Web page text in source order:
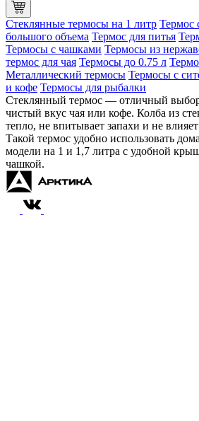
Стеклянные термосы на 1 литр Термос
большого объема Термос для питья
Термосы с чашками Термосы из
термос для чая Термосы до 0.75 л
Металлический термосы Термосы с
и кофе Термосы для рыбалки
Стеклянный термос — отличный
чистый вкус чая или кофе. Колба из
тепло, не впитывает запахи и не
Такой термос удобно использовать
модели на 1 и 1,7 литра с удобной
чашкой.